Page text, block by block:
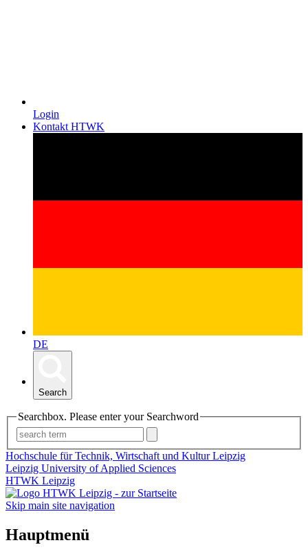
Login
Kontakt HTWK
DE
Search
Searchbox. Please enter your Searchword
Hochschule für Technik, Wirtschaft und Kultur Leipzig
Leipzig University of Applied Sciences
HTWK Leipzig
Skip main site navigation
Hauptmenü